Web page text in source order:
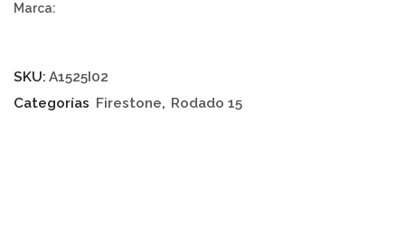
Marca:
SKU: A1525I02
Categorías Firestone, Rodado 15